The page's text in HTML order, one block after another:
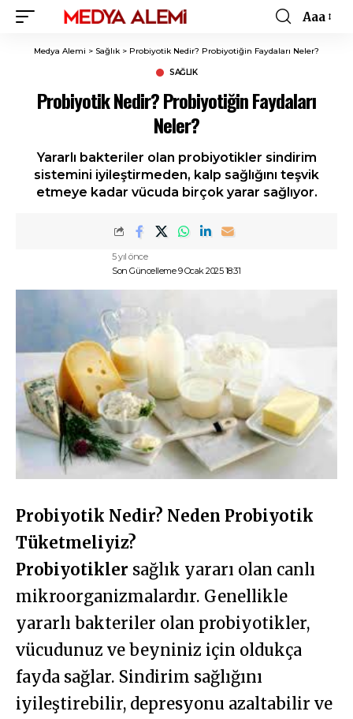
Font
Resizer
Aaa
Medya Alemi > Sağlık > Probiyotik Nedir? Probiyotiğin Faydaları Neler?
SAĞLIK
Probiyotik Nedir? Probiyotiğin Faydaları
Neler?
Yararlı bakteriler olan probiyotikler sindirim
sistemini iyileştirmeden, kalp sağlığını teşvik
etmeye kadar vücuda birçok yarar sağlıyor.
Son Güncelleme 9 Ocak 2025 18:31
5 yıl önce
Probiyotik Nedir? Neden Probiyotik
Tüketmeliyiz?
Probiyotikler sağlık yararı olan canlı
mikroorganizmalardır. Genellikle
yararlı bakteriler olan probiyotikler,
vücudunuz ve beyniniz için oldukça
fayda sağlar. Sindirim sağlığını
iyileştirebilir, depresyonu azaltabilir ve